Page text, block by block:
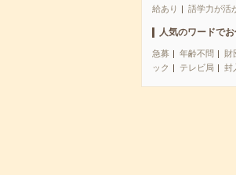
給あり
語学力が活
人気のワードで
急募 年齢不問 財
ック
テレビ局 封